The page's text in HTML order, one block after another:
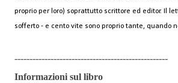
proprio per loro) soprattutto scrittore ed editor. Il
sofferto - e cento vite sono proprio tante, quando
---------------------------------------------------
Informazioni sul libro